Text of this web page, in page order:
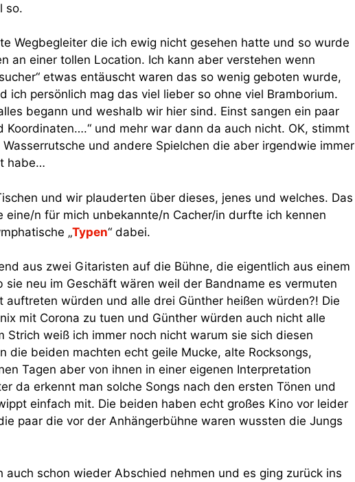
so.
Wegbegleiter die ich ewig nicht gesehen hatte und so wurde
an einer tollen Location. Ich kann aber verstehen wenn
etwas entäuscht waren das so wenig geboten wurde,
ich persönlich mag das viel lieber so ohne viel Bramborium.
begann und weshalb wir hier sind. Einst sangen ein paar
Koordinaten….“ und mehr war dann da auch nicht. OK, stimmt
Wasserrutsche und andere Spielchen die aber irgendwie immer
habe…
und wir plauderten über dieses, jenes und welches. Das
n für mich unbekannte/n Cacher/in durfte ich kennen
„Typen“ dabei.
aus zwei Gitaristen auf die Bühne, die eigentlich aus einem
neu im Geschäft wären weil der Bandname es vermuten
würden und alle drei Günther heißen würden?! Die
mit Corona zu tuen und Günther würden auch nicht alle
Strich weiß ich immer noch nicht warum sie sich diesen
die beiden machten echt geile Mucke, alte Rocksongs,
Tagen aber von ihnen in einer eigenen Interpretation
da erkennt man solche Songs nach den ersten Tönen und
einfach mit. Die beiden haben echt großes Kino vor leider
paar die vor der Anhängerbühne waren wussten die Jungs
schon wieder Abschied nehmen und es ging zurück ins